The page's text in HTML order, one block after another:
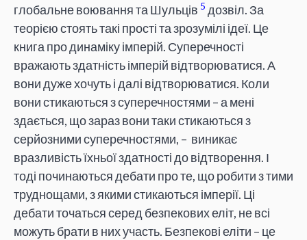
глобальне воювання та Шульців 5 дозвіл. За
теорією стоять такі прості та зрозумілі ідеї. Це
книга про динаміку імперій. Суперечності
вражають здатність імперій відтворюватися. А
вони дуже хочуть і далі відтворюватися. Коли
вони стикаються з суперечностями – а мені
здається, що зараз вони таки стикаються з
серйозними суперечностями, – виникає
вразливість їхньої здатності до відтворення. І
тоді починаються дебати про те, що робити з тими
труднощами, з якими стикаються імперії. Ці
дебати точаться серед безпекових еліт, не всі
можуть брати в них участь. Безпекові еліти – це